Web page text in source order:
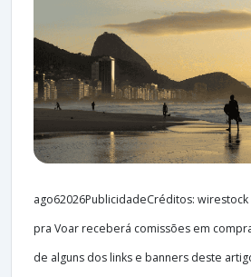
ago62026PublicidadeCréditos:
pra Voar receberá comissões em
de alguns dos links e banners deste